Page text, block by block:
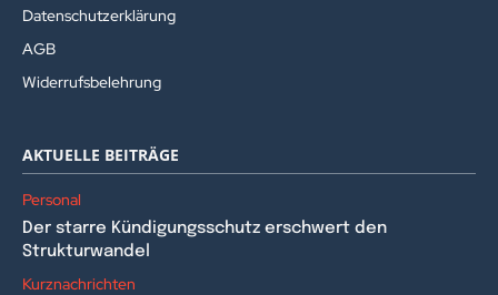
Datenschutzerklärung
AGB
Widerrufsbelehrung
AKTUELLE BEITRÄGE
Personal
Der starre Kündigungsschutz erschwert den
Strukturwandel
Kurznachrichten